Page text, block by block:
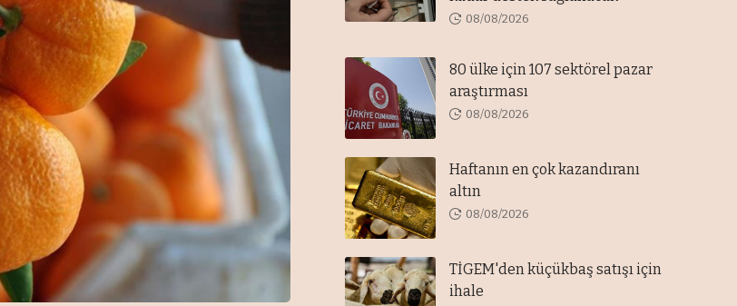
08/08/2026
80 ülke için 107 sektörel pazar
araştırması
08/08/2026
Haftanın en çok kazandıranı
altın
08/08/2026
TİGEM'den küçükbaş satışı için
ihale